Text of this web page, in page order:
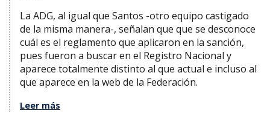
La ADG, al igual que Santos -otro equipo castigado
de la misma manera-, señalan que que se desconoce
cuál es el reglamento que aplicaron en la sanción,
pues fueron a buscar en el Registro Nacional y
aparece totalmente distinto al que actual e incluso al
que aparece en la web de la Federación.
Leer más